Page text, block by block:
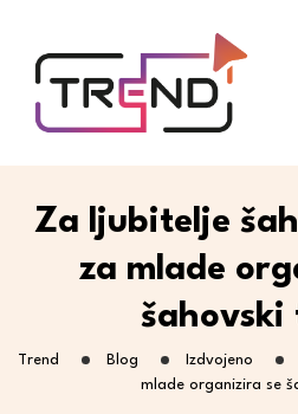
Za ljubitelje
za mlade
Trend Blog Izdvojeno
mlade organizira se